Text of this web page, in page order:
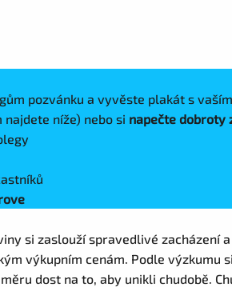
pozvánku a vyvěste plakát s
najdete níže) nebo si napečte dobroty
si zaslouží spravedlivé zacházení
výkupním cenám. Podle výzkumu
dost na to, aby unikli chudobě.